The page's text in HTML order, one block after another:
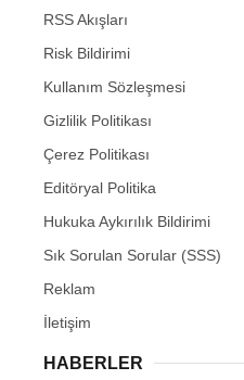
RSS Akışları
Risk Bildirimi
Kullanım Sözleşmesi
Gizlilik Politikası
Çerez Politikası
Editöryal Politika
Hukuka Aykırılık Bildirimi
Sık Sorulan Sorular (SSS)
Reklam
İletişim
HABERLER